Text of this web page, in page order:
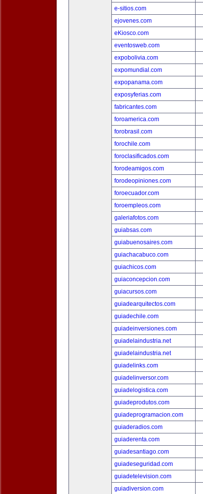
e-sitios.com
ejovenes.com
eKiosco.com
eventosweb.com
expobolivia.com
expomundial.com
expopanama.com
exposyferias.com
fabricantes.com
foroamerica.com
forobrasil.com
forochile.com
foroclasificados.com
forodeamigos.com
forodeopiniones.com
foroecuador.com
foroempleos.com
galeriafotos.com
guiabsas.com
guiabuenosaires.com
guiachacabuco.com
guiachicos.com
guiaconcepcion.com
guiacursos.com
guiadearquitectos.com
guiadechile.com
guiadeinversiones.com
guiadelaindustria.net
guiadelaindustria.net
guiadelinks.com
guiadelinversor.com
guiadelogistica.com
guiadeprodutos.com
guiadeprogramacion.com
guiaderadios.com
guiaderenta.com
guiadesantiago.com
guiadeseguridad.com
guiadetelevision.com
guiadiversion.com